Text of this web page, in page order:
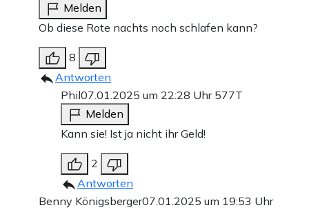
Melden
Ob diese Rote nachts noch schlafen kann?
8
Antworten
Phil07.01.2025 um 22:28 Uhr 577T
Melden
Kann sie! Ist ja nicht ihr Geld!
2
Antworten
Benny Königsberger07.01.2025 um 19:53 Uhr